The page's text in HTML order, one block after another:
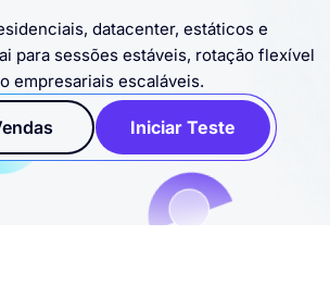
datacenter, estáticos e
para sessões estáveis, rotação flexível
empresariais escaláveis.
Iniciar Teste